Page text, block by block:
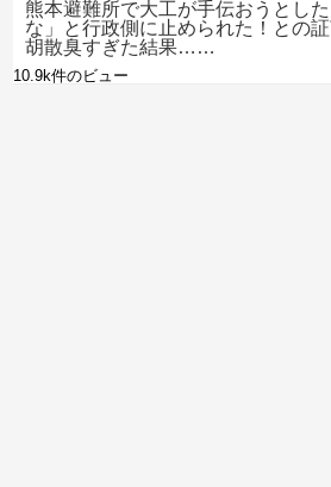
熊本避難所で大工が手伝おうとし
な」と行政側に止められた！との
胡散臭すぎた結果……
10.9k件のビュー